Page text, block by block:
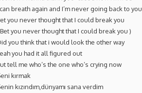
breath again and I’m never going back to you
you never thought that I could break you
you never thought that I could break you )
you think that i would look the other way
you had it all figured out
tell me who’s the one who’s crying now
kırmak
kızındım,dünyamı sana verdim